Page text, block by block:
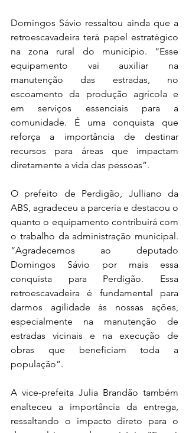
Domingos Sávio ressaltou ainda que a
retroescavadeira terá papel estratégico
na zona rural do município. “Esse
equipamento vai auxiliar na
manutenção das estradas, no
escoamento da produção agrícola e
em serviços essenciais para a
comunidade. É uma conquista que
reforça a importância de destinar
recursos para áreas que impactam
diretamente a vida das pessoas”.
O prefeito de Perdigão, Julliano da
ABS, agradeceu a parceria e destacou o
quanto o equipamento contribuirá com
o trabalho da administração municipal.
“Agradecemos ao deputado
Domingos Sávio por mais essa
conquista para Perdigão. Essa
retroescavadeira é fundamental para
darmos agilidade às nossas ações,
especialmente na manutenção de
estradas vicinais e na execução de
obras que beneficiam toda a
população”.
A vice-prefeita Julia Brandão também
enalteceu a importância da entrega,
ressaltando o impacto direto para o